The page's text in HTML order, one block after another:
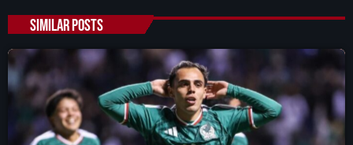
SIMILAR POSTS